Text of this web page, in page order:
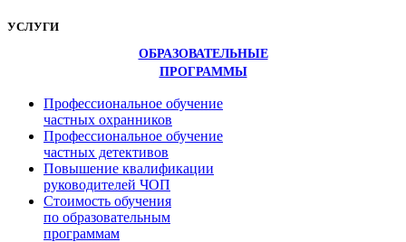
УСЛУГИ
ОБРАЗОВАТЕЛЬНЫЕ
ПРОГРАММЫ
Профессиональное обучение
частных охранников
Профессиональное обучение
частных детективов
Повышение квалификации
руководителей ЧОП
Стоимость обучения
по образовательным
программам